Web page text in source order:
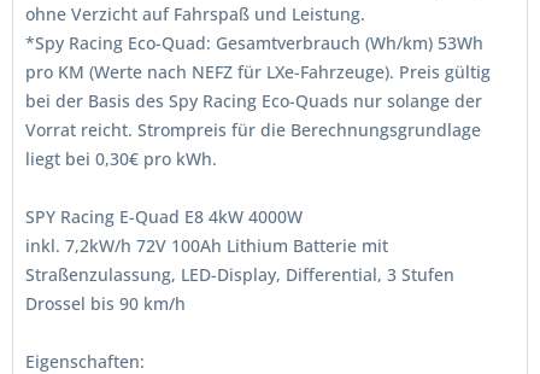
ohne Verzicht auf Fahrspaß und Leistung.
*Spy Racing Eco-Quad: Gesamtverbrauch (Wh/km) 53Wh
pro KM (Werte nach NEFZ für LXe-Fahrzeuge). Preis gültig
bei der Basis des Spy Racing Eco-Quads nur solange der
Vorrat reicht. Strompreis für die Berechnungsgrundlage
liegt bei 0,30€ pro kWh.
SPY Racing E-Quad E8 4kW 4000W
inkl. 7,2kW/h 72V 100Ah Lithium Batterie mit
Straßenzulassung, LED-Display, Differential, 3 Stufen
Drossel bis 90 km/h
Eigenschaften: